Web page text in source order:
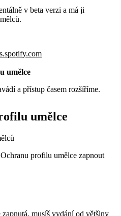
v beta verzi a má ji
umělce
a přístup časem rozšíříme.
umělce
profilu umělce zapnout
musíš vydání od většiny